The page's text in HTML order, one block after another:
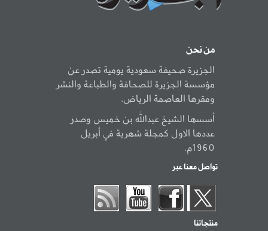
من نحن
الجزيرة صحيفة سعودية يومية تصدر عن
مؤسسة الجزيرة للصحافة والطباعة والنشر
ومقرها العاصمة الرياض.
أسسها الشيخ عبدالله بن خميس وصدر
عددها الاول كمجلة شهرية في أبريل
1960م.
تواصل معنا عبر
منتجاتنا